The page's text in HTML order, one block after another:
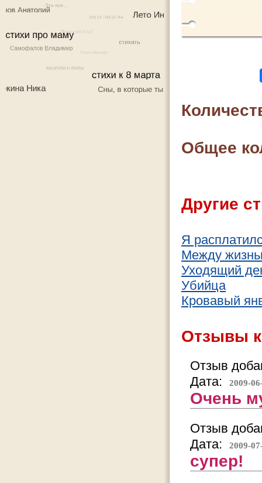
Общее
Другие
Я
Между
Уходящий
Убийца
Кровавый
Отзывы
Отзыв
Дата:
2009-
Очень
Отзыв
Дата:
2009-
супер!